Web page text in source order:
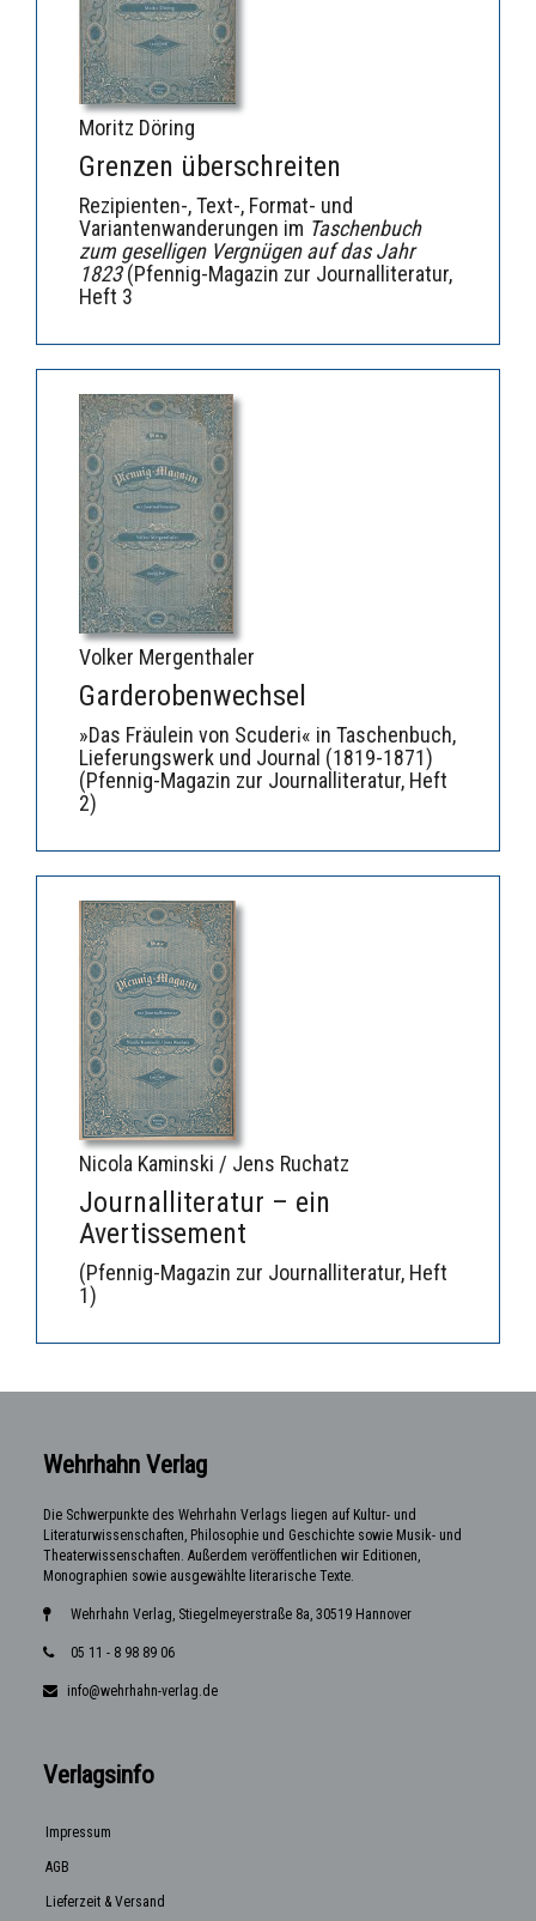
Moritz Döring
Grenzen überschreiten
Rezipienten-, Text-, Format- und
Variantenwanderungen im Taschenbuch
zum geselligen Vergnügen auf das Jahr
1823(Pfennig-Magazin zur Journalliteratur,
Heft 3
Volker Mergenthaler
Garderobenwechsel
»Das Fräulein von Scuderi« in Taschenbuch,
Lieferungswerk und Journal (1819-1871)
(Pfennig-Magazin zur Journalliteratur, Heft
2)
Nicola Kaminski / Jens Ruchatz
Journalliteratur – ein
Avertissement
(Pfennig-Magazin zur Journalliteratur, Heft
1)
Wehrhahn Verlag
Die Schwerpunkte des Wehrhahn Verlags liegen auf Kultur- und
Literaturwissenschaften, Philosophie und Geschichte sowie Musik- und
Theaterwissenschaften. Außerdem veröffentlichen wir Editionen,
Monographien sowie ausgewählte literarische Texte.
Wehrhahn Verlag, Stiegelmeyerstraße 8a, 30519 Hannover
05 11 - 8 98 89 06
info@wehrhahn-verlag.de
Verlagsinfo
Impressum
AGB
Lieferzeit & Versand